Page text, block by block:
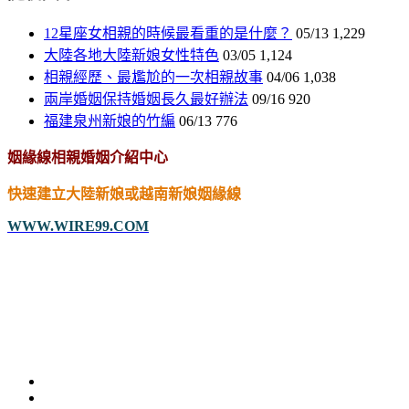
12星座女相親的時候最看重的是什麼？ 05/13 1,229
大陸各地大陸新娘女性特色 03/05 1,124
相親經歷、最尷尬的一次相親故事 04/06 1,038
兩岸婚姻保持婚姻長久最好辦法 09/16 920
福建泉州新娘的竹編 06/13 776
姻緣線相親婚姻介紹中心
快速建立大陸新娘或越南新娘姻緣線
WWW.WIRE99.COM